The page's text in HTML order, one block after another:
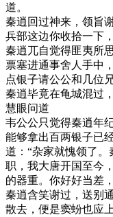
道。
秦逍回过神来，领旨
兵部这边你收拾一下
秦逍兀自觉得匪夷所
票塞进通事舍人手中
点银子请公公和几位
秦逍毕竟在龟城混过
慧眼问道
韦公公只觉得秦逍年
能够拿出百两银子已
道：“杂家就愧领了
职，我大唐开国至今
的器重。你好好当差
秦逍含笑谢过，送别
散去，便是窦蚡也应